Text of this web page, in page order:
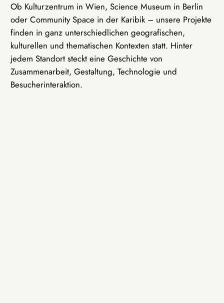
Ob Kulturzentrum in Wien, Science Museum in Berlin
oder Community Space in der Karibik – unsere Projekte
finden in ganz unterschiedlichen geografischen,
kulturellen und thematischen Kontexten statt. Hinter
jedem Standort steckt eine Geschichte von
Zusammenarbeit, Gestaltung, Technologie und
Besucherinteraktion.